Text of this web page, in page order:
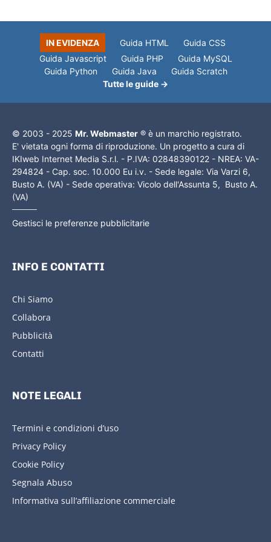
IN EVIDENZA Guida HTML
Guida CSS
Guida Javascript
Guida PHP
Guida MySQL
Guida Python
Guida Java
Guida Scratch
Tutte le guide →
© 2003 - 2025 Mr. Webmaster ® è un marchio registrato.
E' vietata ogni forma di riproduzione. Un progetto a cura di
IKIweb Internet Media S.r.l. - P.IVA: 02848390122 - NREA: VA-
294824 - Cap. soc. 10.000 Eu i.v. - Sede legale: Via Varzi 6,
Busto A. (VA) - Sede operativa: Vicolo dell'Assunta 5, Busto A.
(VA)
Gestisci le preferenze pubblicitarie
INFO E CONTATTI
Chi Siamo
Collabora
Pubblicità
Contatti
NOTE LEGALI
Termini e condizioni d’uso
Privacy Policy
Cookie Policy
Segnala Abuso
Informativa sull’affiliazione commerciale